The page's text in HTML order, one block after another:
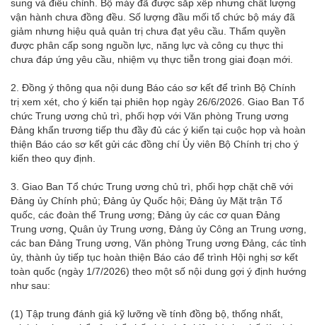
sung và điều chỉnh. Bộ máy đã được sắp xếp nhưng chất lượng
vận hành chưa đồng đều. Số lượng đầu mối tổ chức bộ máy đã
giảm nhưng hiệu quả quản trị chưa đạt yêu cầu. Thẩm quyền
được phân cấp song nguồn lực, năng lực và công cụ thực thi
chưa đáp ứng yêu cầu, nhiệm vụ thực tiễn trong giai đoạn mới.
2. Đồng ý thông qua nội dung Báo cáo sơ kết để trình Bộ Chính
trị xem xét, cho ý kiến tại phiên họp ngày 26/6/2026. Giao Ban Tổ
chức Trung ương chủ trì, phối hợp với Văn phòng Trung ương
Đảng khẩn trương tiếp thu đầy đủ các ý kiến tại cuộc họp và hoàn
thiện Báo cáo sơ kết gửi các đồng chí Ủy viên Bộ Chính trị cho ý
kiến theo quy định.
3. Giao Ban Tổ chức Trung ương chủ trì, phối hợp chặt chẽ với
Đảng ủy Chính phủ; Đảng ủy Quốc hội; Đảng ủy Mặt trận Tổ
quốc, các đoàn thể Trung ương; Đảng ủy các cơ quan Đảng
Trung ương, Quân ủy Trung ương, Đảng ủy Công an Trung ương,
các ban Đảng Trung ương, Văn phòng Trung ương Đảng, các tỉnh
ủy, thành ủy tiếp tục hoàn thiện Báo cáo để trình Hội nghị sơ kết
toàn quốc (ngày 1/7/2026) theo một số nội dung gợi ý định hướng
như sau:
(1) Tập trung đánh giá kỹ lưỡng về tính đồng bộ, thống nhất,